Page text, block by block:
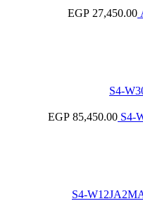
EGP 27,450.00
EGP 85,450.00